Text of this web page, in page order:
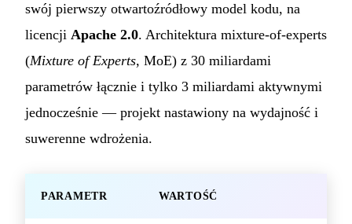
swój pierwszy otwartoźródłowy model kodu, na
licencji Apache 2.0. Architektura mixture-of-experts
(Mixture of Experts, MoE) z 30 miliardami
parametrów łącznie i tylko 3 miliardami aktywnymi
jednocześnie — projekt nastawiony na wydajność i
suwerenne wdrożenia.
PARAMETR WARTOŚĆ